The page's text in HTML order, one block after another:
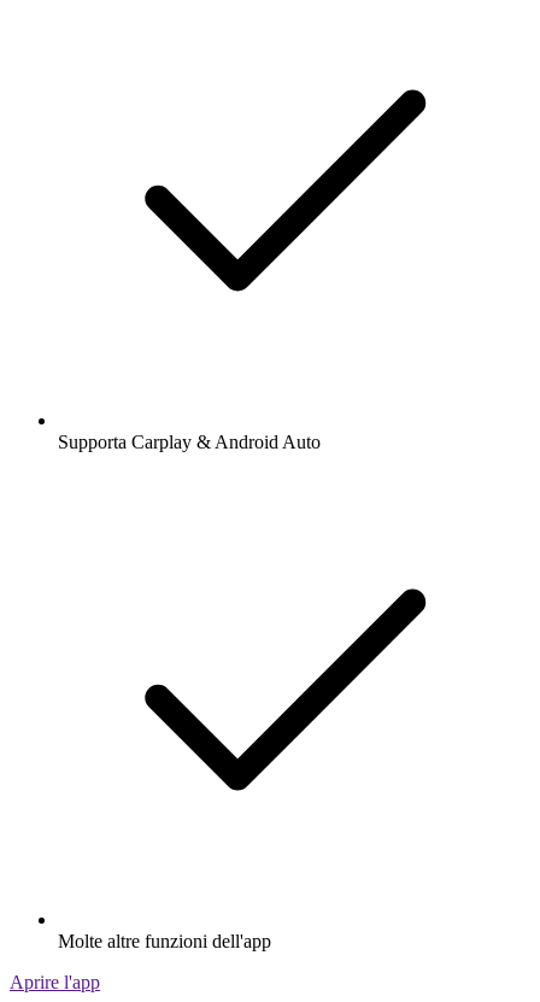
Supporta Carplay & Android Auto
Molte altre funzioni dell'app
Aprire l'app